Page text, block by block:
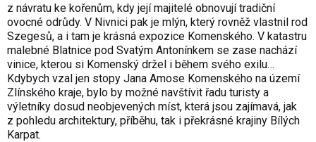
z návratu ke kořenům, kdy její majitelé obnovují tradiční
ovocné odrůdy. V Nivnici pak je mlýn, který rovněž vlastnil rod
Szegesů, a i tam je krásná expozice Komenského. V katastru
malebné Blatnice pod Svatým Antonínkem se zase nachází
vinice, kterou si Komenský držel i během svého exilu…
Kdybych vzal jen stopy Jana Amose Komenského na území
Zlínského kraje, bylo by možné navštívit řadu turisty a
výletníky dosud neobjevených míst, která jsou zajímavá, jak
z pohledu architektury, příběhu, tak i překrásné krajiny Bílých
Karpat.